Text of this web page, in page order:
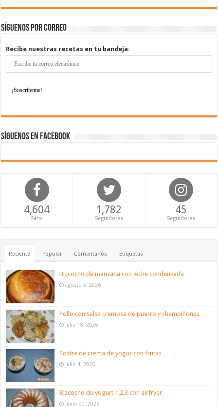
Síguenos por correo
Recibe nuestras recetas en tu bandeja:
Síguenos en Facebook
4,604
Fans
1,782
Seguidores
45
Seguidores
Reciente Popular Comentarios Etiquetas
Bizcocho de manzana con leche condensada
agosto 5, 2026
Pollo con salsa cremosa de puerro y champiñones
julio 18, 2026
Postre de crema de yogur con frutas
julio 4, 2026
Bizcocho de yogurt 1,2,3 con airfryer
junio 20, 2026